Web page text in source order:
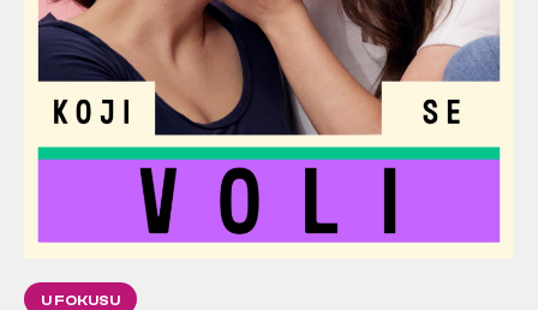
U FOKUSU